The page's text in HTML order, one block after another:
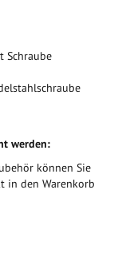
Schraube
werden:
können Sie
in den Warenkorb